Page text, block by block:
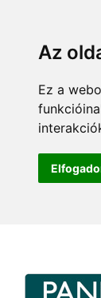
Az
Ez a